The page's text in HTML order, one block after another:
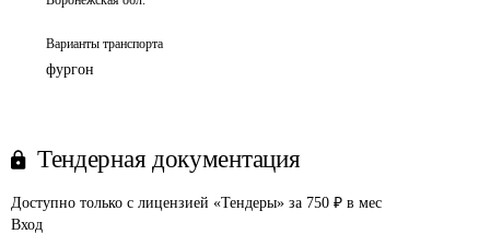
Варианты транспорта
фургон
Тендерная документация
Доступно только с лицензией «Тендеры» за 750 ₽ в мес
Вход